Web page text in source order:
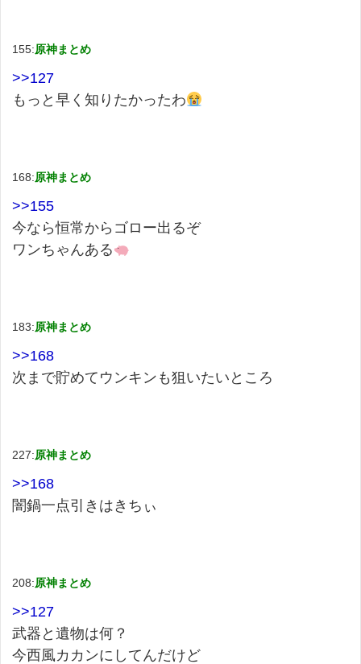
155:原神まとめ
>>127
もっと早く知りたかったわ
168:原神まとめ
>>155
今なら恒常からゴロー出るぞ
ワンちゃんある
183:原神まとめ
>>168
次まで貯めてウンキンも狙いたいところ
227:原神まとめ
>>168
闇鍋一点引きはきちぃ
208:原神まとめ
>>127
武器と遺物は何？
今西風カカンにしてんだけど